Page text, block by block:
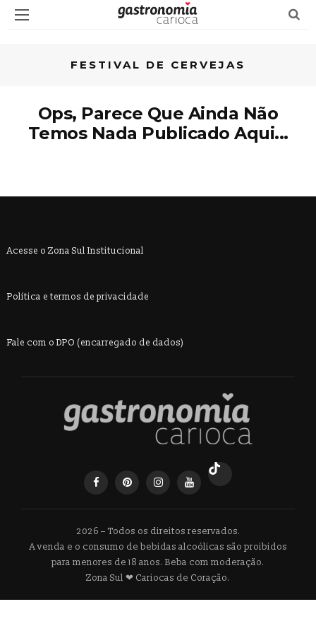
FESTIVAL DE CERVEJAS
Ops, Parece Que Ainda Não
Temos Nada Publicado Aqui...
Acesse o Zona Sul Institucional
Política e termos de privacidade
Fale com o DPO (encarregado de dados)
2026 – Todos os direitos reservados.
A venda e o consumo de bebidas alcoólicas são proibidos
para menores de 18 anos. Beba com moderação.
Zona Sul ❤ Cariocas de Coração.